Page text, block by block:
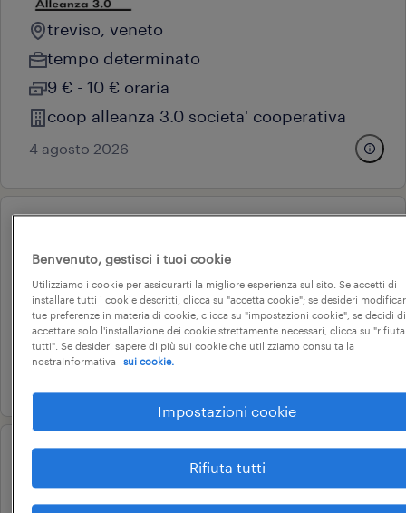
treviso, veneto
tempo determinato
9 € - 10 € oraria
coop alleanza 3.0 societa' cooperativa
4 agosto 2026
addetto alle vendite (f/m/nb)
treviso, veneto
tempo determinato
22.000 € - 28.000 € annuale
addetto alle vendite gdo
Benvenuto, gestisci i tuoi cookie
Utilizziamo i cookie per assicurarti la migliore esperienza sul sito. Se accetti di
installare tutti i cookie descritti, clicca su "accetta cookie"; se desideri
tue preferenze in materia di cookie, clicca su "impostazioni cookie"; se decidi di
accettare solo l'installazione dei cookie strettamente necessari, clicca su "rifiuta
tutti". Se desideri sapere di più sui cookie che utilizziamo consulta la
nostraInformativa
sui cookie.
Impostazioni cookie
Rifiuta tutti